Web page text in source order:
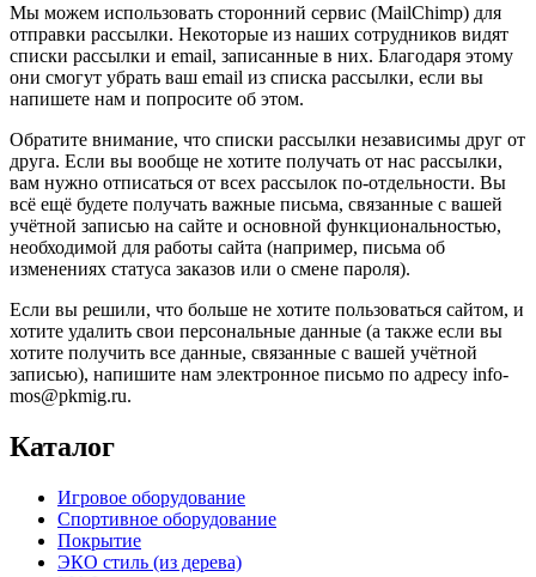
Мы можем использовать сторонний сервис (MailChimp) для
отправки рассылки. Некоторые из наших сотрудников видят
списки рассылки и email, записанные в них. Благодаря этому
они смогут убрать ваш email из списка рассылки, если вы
напишете нам и попросите об этом.
Обратите внимание, что списки рассылки независимы друг от
друга. Если вы вообще не хотите получать от нас рассылки,
вам нужно отписаться от всех рассылок по-отдельности. Вы
всё ещё будете получать важные письма, связанные с вашей
учётной записью на сайте и основной функциональностью,
необходимой для работы сайта (например, письма об
изменениях статуса заказов или о смене пароля).
Если вы решили, что больше не хотите пользоваться сайтом, и
хотите удалить свои персональные данные (а также если вы
хотите получить все данные, связанные с вашей учётной
записью), напишите нам электронное письмо по адресу info-
mos@pkmig.ru.
Каталог
Игровое оборудование
Спортивное оборудование
Покрытие
ЭКО стиль (из дерева)